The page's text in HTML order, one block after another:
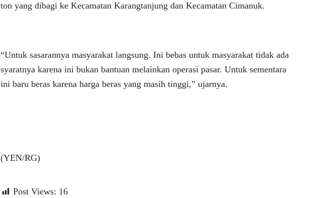
ton yang dibagi ke Kecamatan Karangtanjung dan Kecamatan Cimanuk.
“Untuk sasarannya masyarakat langsung. Ini bebas untuk masyarakat tidak ada
syaratnya karena ini bukan bantuan melainkan operasi pasar. Untuk sementara
ini baru beras karena harga beras yang masih tinggi,” ujarnya.
(YEN/RG)
Post Views: 16